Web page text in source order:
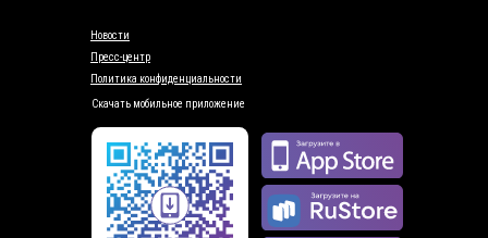
Новости
Пресс-центр
Политика конфиденциальности
Скачать мобильное приложение